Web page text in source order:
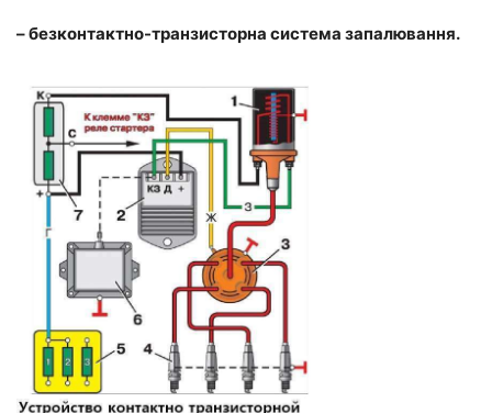
– безконтактно-транзисторна система запалювання.